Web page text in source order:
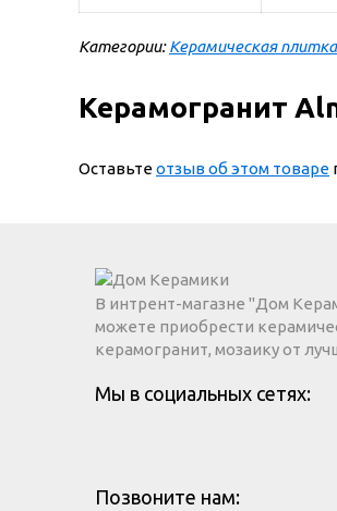
Категории:Керамическая плитка
Керамогранит
Оставьтеотзыв об этом товаре
В интрент-магазне "Дом
можете приобрести
керамогранит, мозаику от
Мы в социальных сетях:
Позвоните нам: